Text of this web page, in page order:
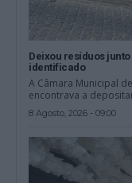
Deixou resíduos
identificado
A Câmara Municipal
encontrava a
8 Agosto, 2026 - 09:00